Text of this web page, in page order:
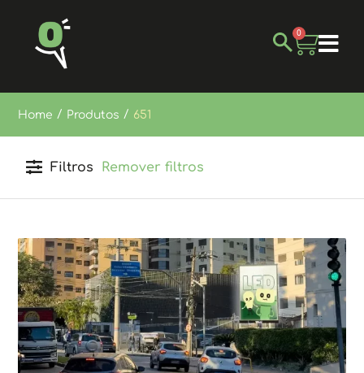
0
Home / Produtos / 651
Filtros Remover filtros